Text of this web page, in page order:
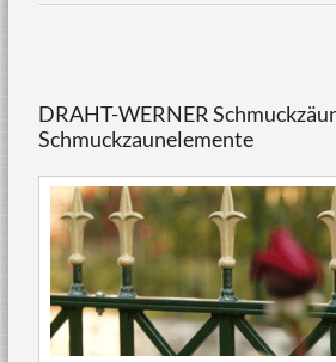
DRAHT-WERNER
Schmuckzaunelemente